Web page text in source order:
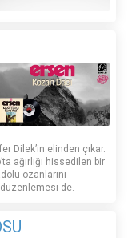
Dilek’in elinden çıkar.
ağırlığı hissedilen bir
ozanlarını
düzenlemesi de.